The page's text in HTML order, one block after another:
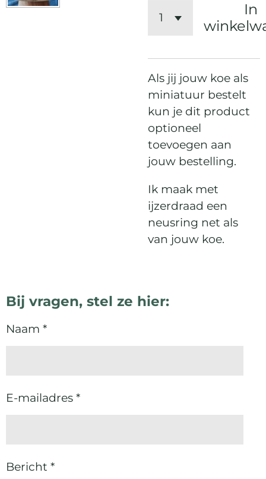
In
Als jij jouw koe als
miniatuur bestelt
kun je dit product
optioneel
toevoegen aan
jouw bestelling.
Ik maak met
ijzerdraad een
neusring net als
van jouw koe.
Bij vragen, stel ze hier:
Naam *
E-mailadres *
Bericht *